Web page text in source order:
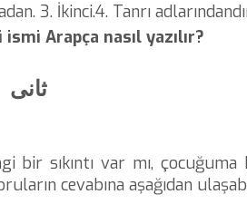
3. İkinci.4. Tanrı
Arapça nasıl yazılır?
ثانی
bir sıkıntı var mı,
cevabına aşağıdan